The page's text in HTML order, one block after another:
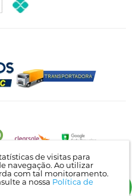
de visitas para
navegação. Ao utilizar
com tal monitoramento.
a nossa Política de
0001-03 | Rua Itajaí, 624 - Bairro Tietê |
450 |